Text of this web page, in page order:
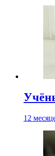
12